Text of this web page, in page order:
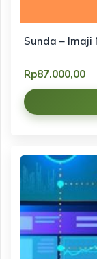
Sunda –
Rp87.000,00